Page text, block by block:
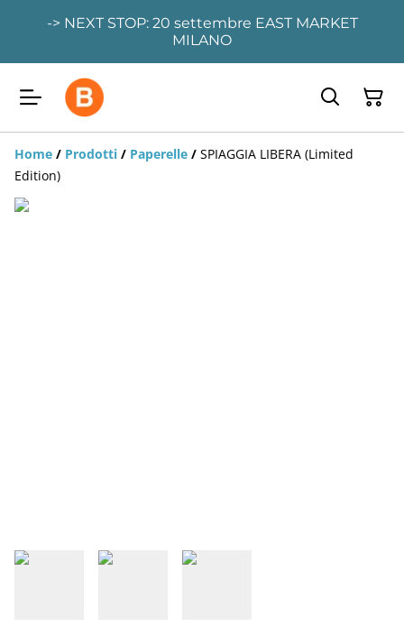
-> NEXT STOP: 20 settembre EAST MARKET
MILANO
Home / Prodotti / Paperelle / SPIAGGIA LIBERA (Limited
Edition)